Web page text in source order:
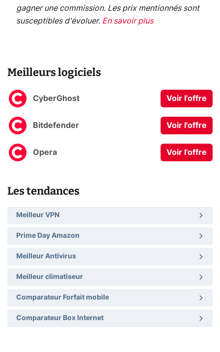
gagner une commission. Les prix mentionnés sont
susceptibles d'évoluer. En savoir plus
Meilleurs logiciels
CyberGhost Voir l'offre
Bitdefender Voir l'offre
Opera Voir l'offre
Les tendances
Meilleur VPN
Prime Day Amazon
Meilleur Antivirus
Meilleur climatiseur
Comparateur Forfait mobile
Comparateur Box Internet